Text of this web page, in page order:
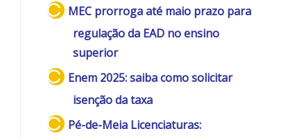
MEC prorroga até maio prazo para
regulação da EAD no ensino
superior
Enem 2025: saiba como solicitar
isenção da taxa
Pé-de-Meia Licenciaturas: